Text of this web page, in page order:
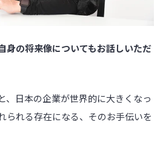
身の将来像についてもお話しいただ
、日本の企業が世界的に大きくなっ
られる存在になる、そのお手伝いを